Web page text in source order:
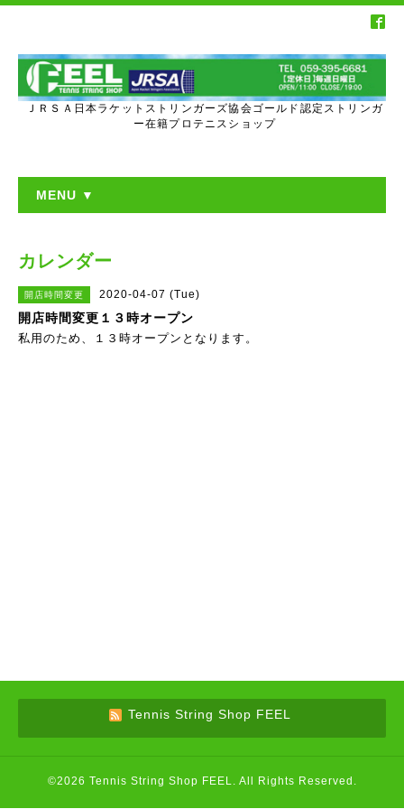
ＪＲＳＡ日本ラケットストリンガーズ協会ゴールド認定ストリンガ
ー在籍プロテニスショップ
MENU ▼
カレンダー
開店時間変更 2020-04-07 (Tue)
開店時間変更１３時オープン
私用のため、１３時オープンとなります。
Tennis String Shop FEEL
©2026 Tennis String Shop FEEL. All Rights Reserved.